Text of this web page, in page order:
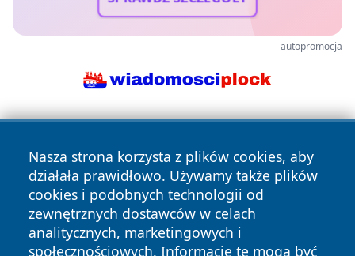
autopromocja
Nasza strona korzysta z plików cookies, aby
działała prawidłowo. Używamy także plików
cookies i podobnych technologii od
zewnętrznych dostawców w celach
analitycznych, marketingowych i
społecznościowych. Informacje te mogą być
Copyright © 2026 olkuszonline.pl Wszystkie prawa
zastrzeżone.